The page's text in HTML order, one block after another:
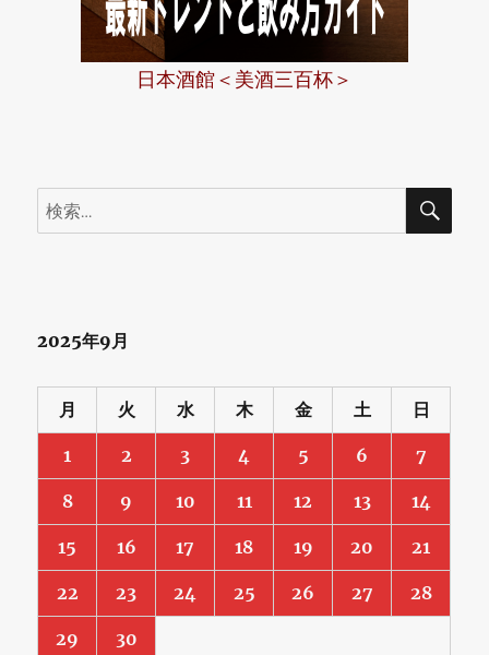
日本酒館＜美酒三百杯＞
検
索:
検
2025年9月
月 火 水 木 金 土 日
1 2 3 4 5 6 7
8 9 10 11 12 13 14
15 16 17 18 19 20 21
22 23 24 25 26 27 28
29 30